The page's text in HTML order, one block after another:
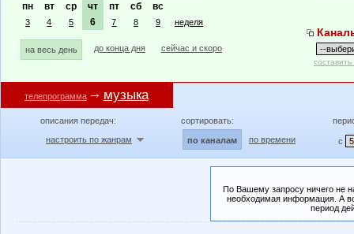
пн вт ср чт пт сб вс
3 4 5 6 7 8 9 неделя
на весь день до конца дня сейчас и скоро
телепрограмма музыка
описания передач:
настроить по жанрам
сортировать:
по каналам по времени с
По Вашему запросу ничего не
необходимая информация. А
период